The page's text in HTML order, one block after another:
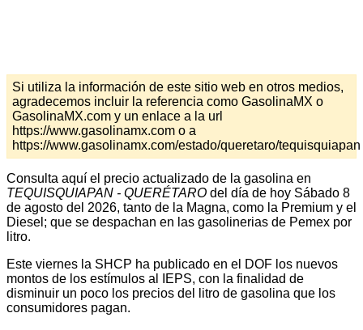
Si utiliza la información de este sitio web en otros medios,
agradecemos incluir la referencia como GasolinaMX o
GasolinaMX.com y un enlace a la url
https://www.gasolinamx.com o a
https://www.gasolinamx.com/estado/queretaro/tequisquiapan
Consulta aquí el precio actualizado de la gasolina en
TEQUISQUIAPAN - QUERÉTARO del día de hoy Sábado 8
de agosto del 2026, tanto de la Magna, como la Premium y el
Diesel; que se despachan en las gasolinerias de Pemex por
litro.
Este viernes la SHCP ha publicado en el DOF los nuevos
montos de los estímulos al IEPS, con la finalidad de
disminuir un poco los precios del litro de gasolina que los
consumidores pagan.